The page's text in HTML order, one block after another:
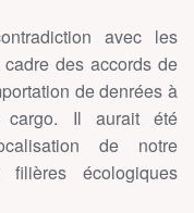
avec les
des accords de
de denrées à
cargo. Il aurait été
de notre
écologiques